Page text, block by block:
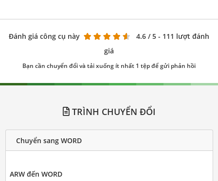
Đánh giá công cụ này 4.6 / 5 - 111 lượt đánh
giá
Bạn cần chuyển đổi và tải xuống ít nhất 1 tệp để gửi phản hồi
TRÌNH CHUYỂN ĐỔI
Chuyển sang WORD
ARW đến WORD